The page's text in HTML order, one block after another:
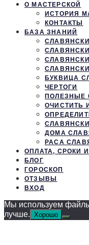
О МАСТЕРСКОЙ
ИСТОРИЯ
КОНТАКТЫ
БАЗА ЗНАНИЙ
БУКВИЦА
ЧЕРТОГИ
ПОЛЕЗНЫЕ
ОЧИСТИТЬ
ДОМА
РАСА
ОПЛАТА, СРОКИ
БЛОГ
ГОРОСКОП
ОТЗЫВЫ
ВХОД
Мы используем
лучше. Хорошо